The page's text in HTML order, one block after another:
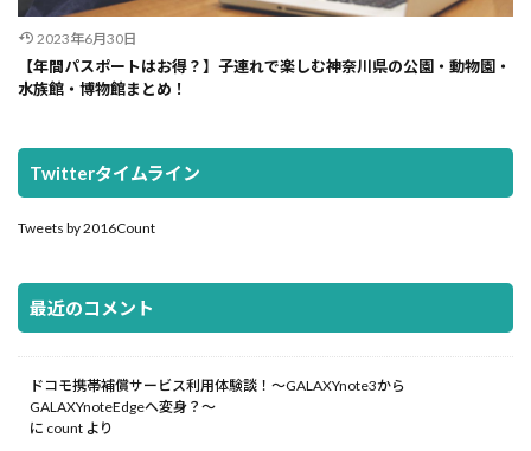
2023年6月30日
【年間パスポートはお得？】子連れで楽しむ神奈川県の公園・動物園・
水族館・博物館まとめ！
Twitterタイムライン
Tweets by 2016Count
最近のコメント
ドコモ携帯補償サービス利用体験談！～GALAXYnote3から
GALAXYnoteEdgeへ変身？～
に count より